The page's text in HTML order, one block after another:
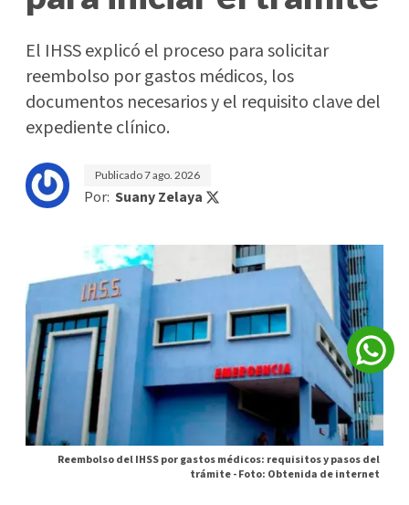
El IHSS explicó el proceso para solicitar
reembolso por gastos médicos, los
documentos necesarios y el requisito clave del
expediente clínico.
Publicado7 ago. 2026
Por: Suany Zelaya
Reembolso del IHSS por gastos médicos: requisitos y pasos del
trámite -Foto: Obtenida de internet